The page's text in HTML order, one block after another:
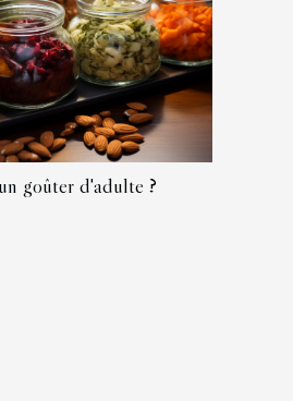
goûter d'adulte ?